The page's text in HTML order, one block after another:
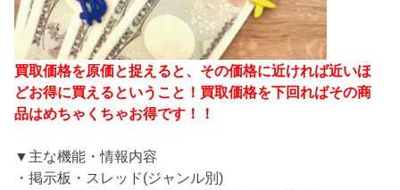
買取価格を原価と捉えると、その価格に近ければ近いほ
どお得に買えるということ！買取価格を下回ればその商
品はめちゃくちゃお得です！！
▼主な機能・情報内容
・掲示板・スレッド(ジャンル別)